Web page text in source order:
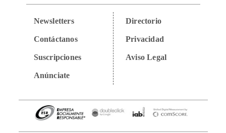
Newsletters
Contáctanos
Suscripciones
Anúnciate
Directorio
Privacidad
Aviso Legal